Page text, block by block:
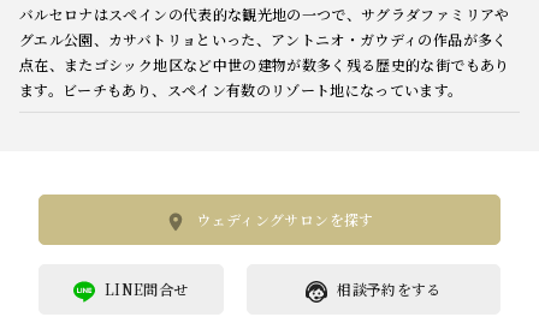
バルセロナはスペインの代表的な観光地の一つで、サグラダファミリアや
グエル公園、カサバトリョといった、アントニオ・ガウディの作品が多く
点在、またゴシック地区など中世の建物が数多く残る歴史的な街でもあり
ます。ビーチもあり、スペイン有数のリゾート地になっています。
ウェディングサロンを探す
相談予約をする
LINE問合せ